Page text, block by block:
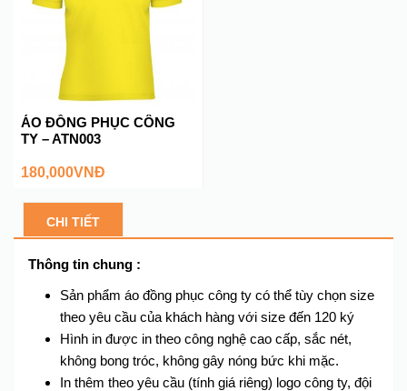
ÁO ĐỒNG PHỤC CÔNG
TY – ATN003
180,000VNĐ
CHI TIẾT
Thông tin chung :
Sản phẩm áo đồng phục công ty có thể tùy chọn size
theo yêu cầu của khách hàng với size đến 120 ký
Hình in được in theo công nghệ cao cấp, sắc nét,
không bong tróc, không gây nóng bức khi mặc.
In thêm theo yêu cầu (tính giá riêng) logo công ty, đội